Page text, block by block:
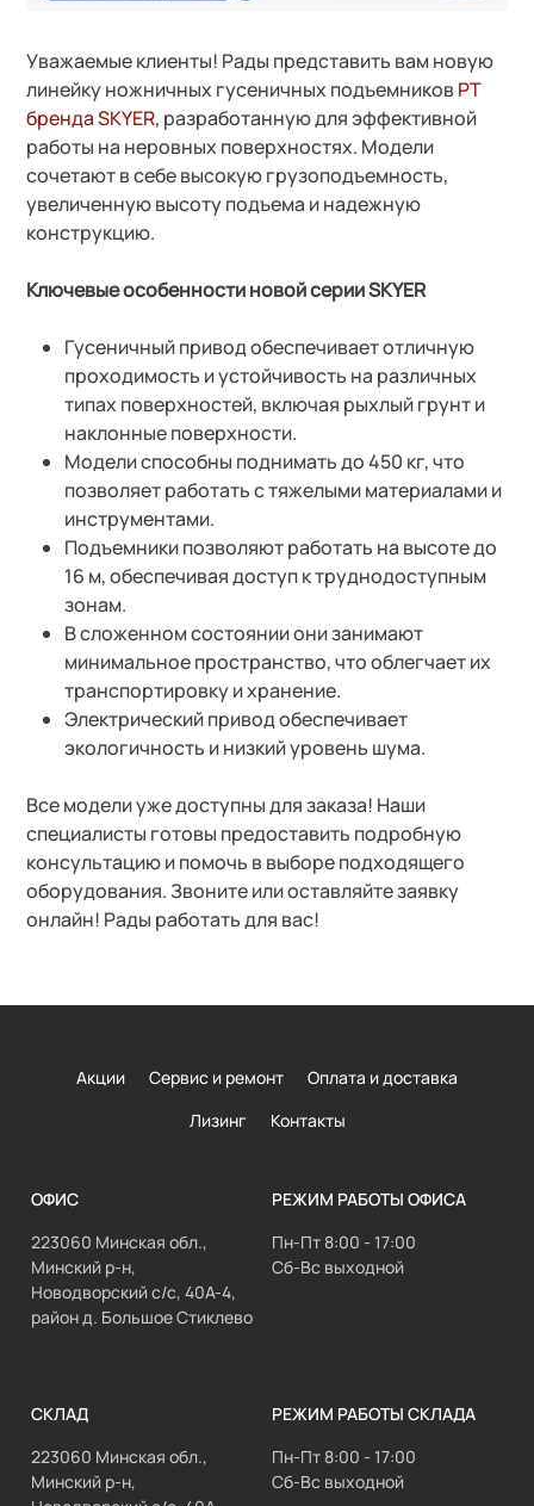
Уважаемые клиенты! Рады представить вам новую
линейку ножничных гусеничных подъемниковPT
бренда SKYER, разработанную для эффективной
работы на неровных поверхностях. Модели
сочетают в себе высокую грузоподъемность,
увеличенную высоту подъема и надежную
конструкцию.
Ключевые особенности новой серии SKYER
Гусеничный привод обеспечивает отличную
проходимость и устойчивость на различных
типах поверхностей, включая рыхлый грунт и
наклонные поверхности.
Модели способны поднимать до 450 кг, что
позволяет работать с тяжелыми материалами и
инструментами.
Подъемники позволяют работать на высоте до
16 м, обеспечивая доступ к труднодоступным
зонам.
В сложенном состоянии они занимают
минимальное пространство, что облегчает их
транспортировку и хранение.
Электрический привод обеспечивает
экологичность и низкий уровень шума.
Все модели уже доступны для заказа! Наши
специалисты готовы предоставить подробную
консультацию и помочь в выборе подходящего
оборудования. Звоните или оставляйте заявку
онлайн! Рады работать для вас!
Акции Сервис и ремонт
Оплата и доставка
Лизинг
Контакты
ОФИС
223060 Минская обл.,
Минский р-н,
Новодворский с/с, 40А-4,
район д. Большое Стиклево
РЕЖИМ РАБОТЫ ОФИСА
Пн-Пт 8:00 - 17:00
Сб-Вс выходной
СКЛАД
223060 Минская обл.,
Минский р-н,
РЕЖИМ РАБОТЫ СКЛАДА
Пн-Пт 8:00 - 17:00
Сб-Вс выходной